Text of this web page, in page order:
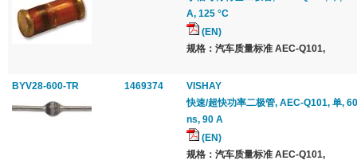
A, 125 °C
(EN)
规格：汽车质量标准 AEC-Q101,
BYV28-600-TR 1469374
VISHAY
快速/超快功率二极管, AEC-Q101, 单,
ns, 90 A
(EN)
规格：汽车质量标准 AEC-Q101,